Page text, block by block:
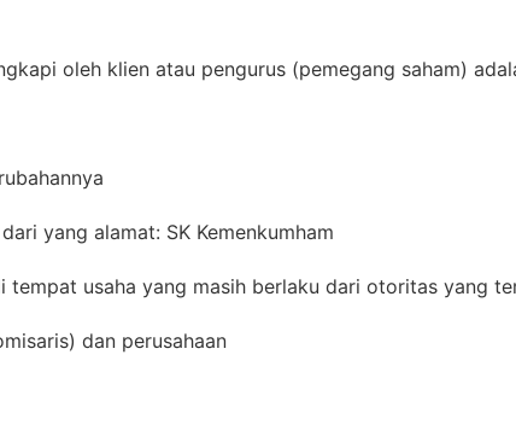
oleh klien atau pengurus (pemegang saham)
yang alamat: SK Kemenkumham
tempat usaha yang masih berlaku dari otoritas yang
dan perusahaan